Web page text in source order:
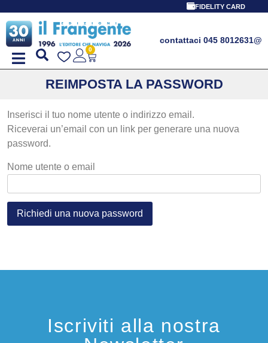
FIDELITY CARD
contattaci 045 8012631@
0
REIMPOSTA LA PASSWORD
Inserisci il tuo nome utente o indirizzo email.
Riceverai un’email con un link per generare una nuova
password.
Nome utente o email
Iscriviti alla nostra